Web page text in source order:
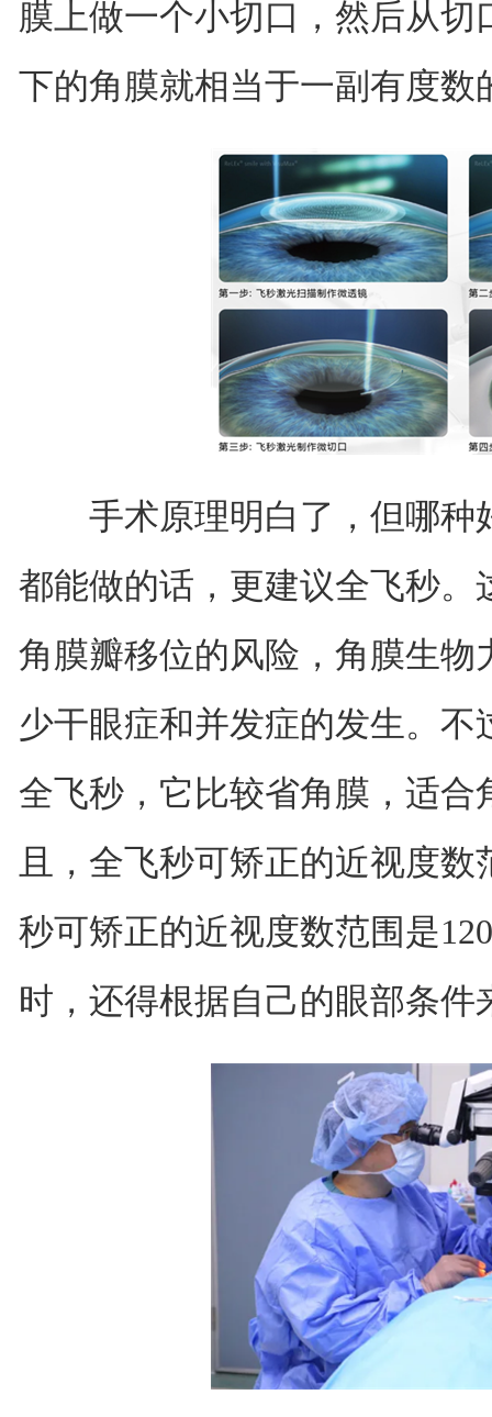
膜上做一个小切口，然后从
下的角膜就相当于一副有度数
手术原理明白了，但哪种
都能做的话，更建议全飞秒
角膜瓣移位的风险，角膜生
少干眼症和并发症的发生。
全飞秒，它比较省角膜，适合
且，全飞秒可矫正的近视度数
秒可矫正的近视度数范围是
时，还得根据自己的眼部条件